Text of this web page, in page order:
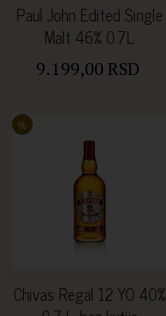
Paul John Edited Single
Malt 46% 0.7L
9.199,00 RSD
Chivas Regal 12 YO 40%
%